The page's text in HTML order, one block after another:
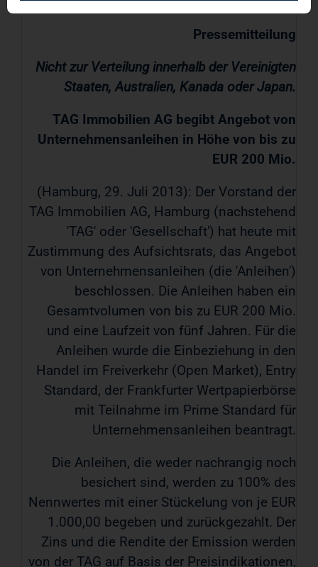
Pressemitteilung
Nicht zur Verteilung innerhalb der Vereinigten
Staaten, Australien, Kanada oder Japan.
TAG Immobilien AG begibt Angebot von
Unternehmensanleihen in Höhe von bis zu
EUR 200 Mio.
(Hamburg, 29. Juli 2013): Der Vorstand der
TAG Immobilien AG, Hamburg (nachstehend
'TAG' oder 'Gesellschaft') hat heute mit
Zustimmung des Aufsichtsrats, das Angebot
von Unternehmensanleihen (die 'Anleihen')
beschlossen. Die Anleihen haben ein
Gesamtvolumen von bis zu EUR 200 Mio.
und eine Laufzeit von fünf Jahren. Für die
Anleihen wurde die Einbeziehung in den
Handel im Freiverkehr (Open Market), Entry
Standard, der Frankfurter Wertpapierbörse
mit Teilnahme im Prime Standard für
Unternehmensanleihen beantragt.
Die Anleihen, die weder nachrangig noch
besichert sind, werden zu 100% des
Nennwertes mit einer Stückelung von je EUR
1.000,00 begeben und zurückgezahlt. Der
Zins und die Rendite der Emission werden
von der TAG auf Basis der Preisindikationen,